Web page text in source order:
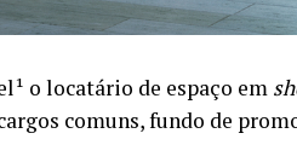
o locatário de espaço em
comuns, fundo de